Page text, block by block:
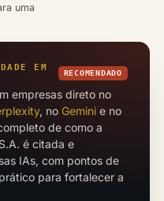
uma
EM
RECOMENDADO
empresas direto no
, no Gemini e no
de como a
é citada e
IAs, com pontos de
para fortalecer a